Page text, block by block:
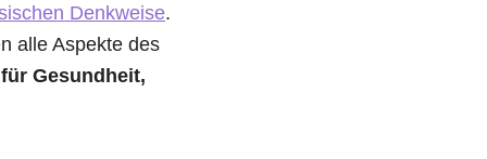
Denkweise.
alle Aspekte des
Gesundheit,